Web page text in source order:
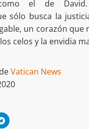
el de
sólo busca la
un corazón que
celos y la envidia
Vatican News